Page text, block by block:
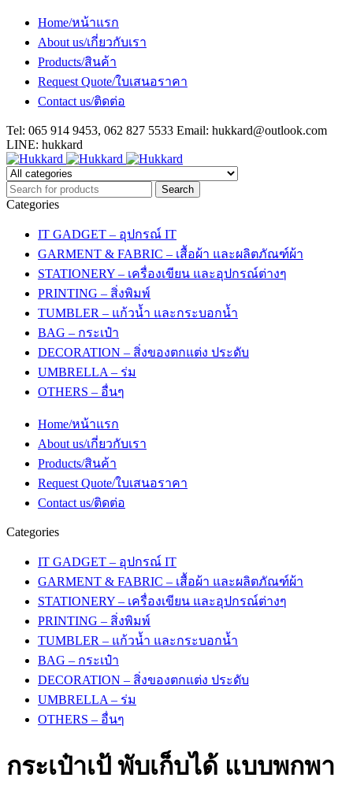
Home/หน้าแรก
About us/เกี่ยวกับเรา
Products/สินค้า
Request Quote/ใบเสนอราคา
Contact us/ติดต่อ
Tel: 065 914 9453, 062 827 5533 Email: hukkard@outlook.com
LINE: hukkard
Categories
IT GADGET – อุปกรณ์ IT
GARMENT & FABRIC – เสื้อผ้า และผลิตภัณฑ์ผ้า
STATIONERY – เครื่องเขียน และอุปกรณ์ต่างๆ
PRINTING – สิ่งพิมพ์
TUMBLER – แก้วน้ำ และกระบอกน้ำ
BAG – กระเป๋า
DECORATION – สิ่งของตกแต่ง ประดับ
UMBRELLA – ร่ม
OTHERS – อื่นๆ
Home/หน้าแรก
About us/เกี่ยวกับเรา
Products/สินค้า
Request Quote/ใบเสนอราคา
Contact us/ติดต่อ
Categories
IT GADGET – อุปกรณ์ IT
GARMENT & FABRIC – เสื้อผ้า และผลิตภัณฑ์ผ้า
STATIONERY – เครื่องเขียน และอุปกรณ์ต่างๆ
PRINTING – สิ่งพิมพ์
TUMBLER – แก้วน้ำ และกระบอกน้ำ
BAG – กระเป๋า
DECORATION – สิ่งของตกแต่ง ประดับ
UMBRELLA – ร่ม
OTHERS – อื่นๆ
กระเป๋าเป้ พับเก็บได้ แบบพกพา